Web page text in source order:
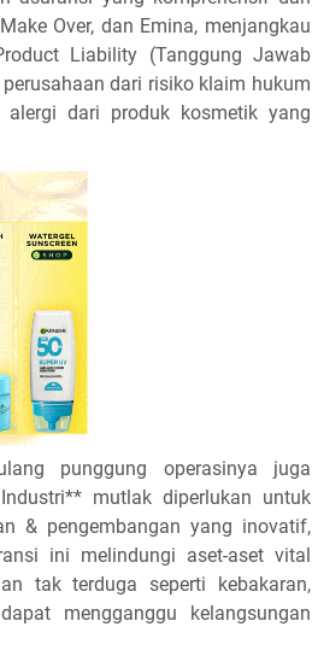
Over, dan Emina, menjangkau
Liability (Tanggung Jawab
dari risiko klaim hukum
dari produk kosmetik yang
punggung operasinya juga
mutlak diperlukan untuk
& pengembangan yang inovatif,
ini melindungi aset-aset vital
tak terduga seperti kebakaran,
mengganggu kelangsungan